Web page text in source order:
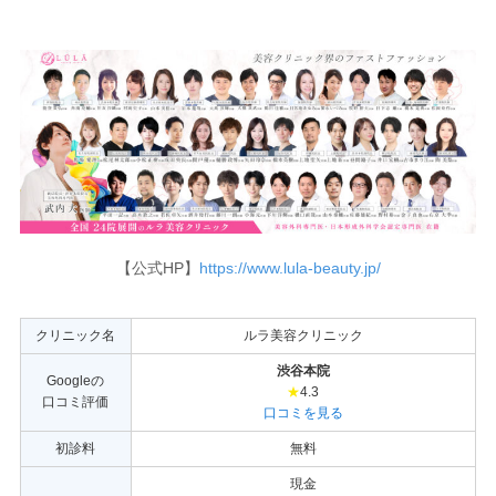
【公式HP】 https://www.lula-beauty.jp/
クリニック名 ルラ美容クリニック
Googleの
口コミ評価
渋谷本院
★4.3
口コミを見る
初診料 無料
現金